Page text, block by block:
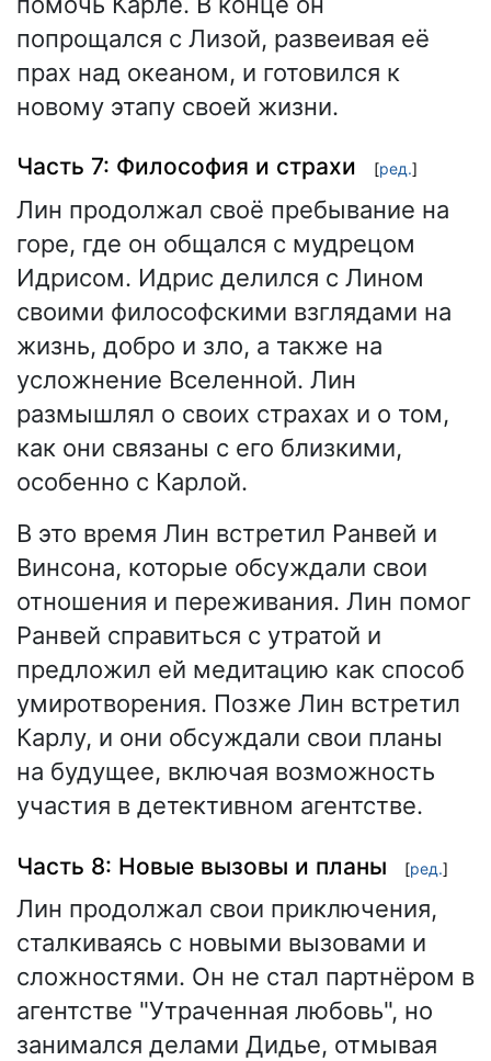
попрощался с Лизой, развеивая её
прах над океаном, и готовился к
новому этапу своей жизни.
Часть 7: Философия и страхи [ред.]
Лин продолжал своё пребывание на
горе, где он общался с мудрецом
Идрисом. Идрис делился с Лином
своими философскими взглядами на
жизнь, добро и зло, а также на
усложнение Вселенной. Лин
размышлял о своих страхах и о том,
как они связаны с его близкими,
особенно с Карлой.
В это время Лин встретил Ранвей и
Винсона, которые обсуждали свои
отношения и переживания. Лин помог
Ранвей справиться с утратой и
предложил ей медитацию как способ
умиротворения. Позже Лин встретил
Карлу, и они обсуждали свои планы
на будущее, включая возможность
участия в детективном агентстве.
Часть 8: Новые вызовы и планы [ред.]
Лин продолжал свои приключения,
сталкиваясь с новыми вызовами и
сложностями. Он не стал партнёром в
агентстве "Утраченная любовь", но
занимался делами Дидье, отмывая